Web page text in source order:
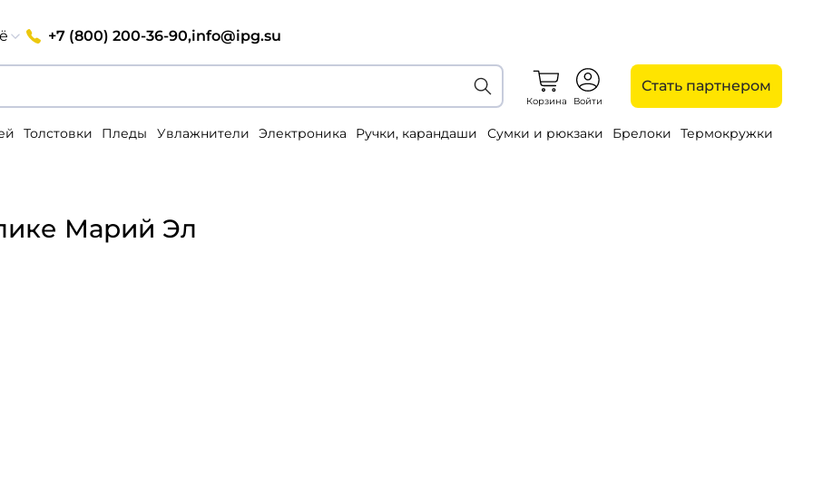
+7 (800) 200-36-90,info@ipg.su
Корзина Войти
Стать партнером
Толстовки Пледы Увлажнители Электроника Ручки, карандаши Сумки и рюкзаки Брелоки Термокружки
Марий Эл